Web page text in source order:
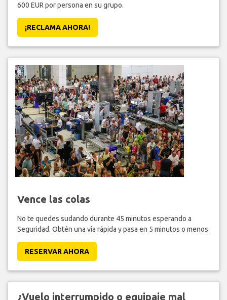
600 EUR por persona en su grupo.
¡RECLAMA AHORA!
Vence las colas
No te quedes sudando durante 45 minutos esperando a
Seguridad. Obtén una vía rápida y pasa en 5 minutos o menos.
RESERVAR AHORA
¿Vuelo interrumpido o equipaje mal